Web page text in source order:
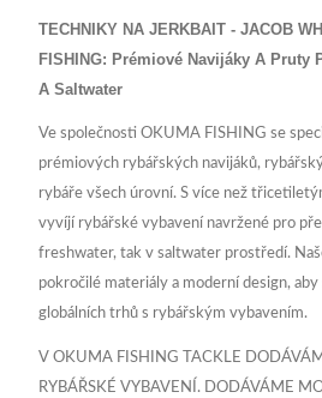
TECHNIKY NA JERKBAIT - JACOB
FISHING: Prémiové Navijáky A Pruty
A Saltwater
Ve společnosti OKUMA FISHING se
prémiových rybářských navijáků,
rybáře všech úrovní. S více než
vyvíjí rybářské vybavení navržené pro
freshwater, tak v saltwater prostředí.
pokročilé materiály a moderní design,
globálních trhů s rybářským vybavením.
V OKUMA FISHING TACKLE
RYBÁŘSKÉ VYBAVENÍ. DODÁVÁME